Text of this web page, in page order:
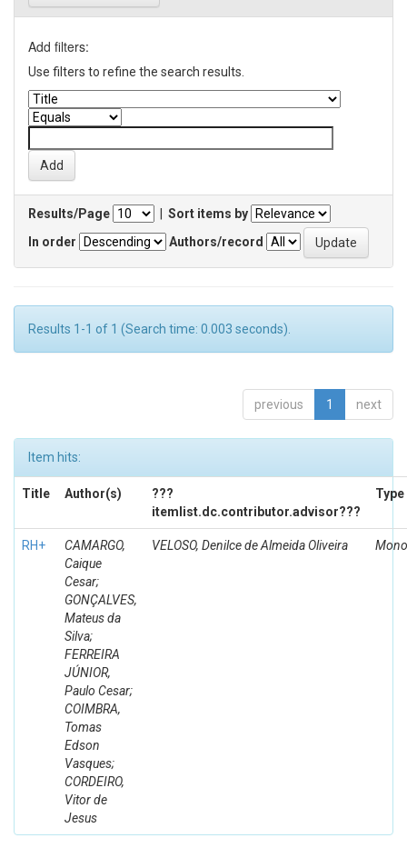
Add filters:
Use filters to refine the search results.
Results/Page
Sort items by
In order
Authors/record
Results 1-1 of 1 (Search time: 0.003 seconds).
previous 1 next
Item hits:
Title Author(s)
???
itemlist.dc.contributor.advisor???
Type
RH+
CAMARGO,
Caique
Cesar;
GONÇALVES,
Mateus da
Silva;
FERREIRA
JÚNIOR,
Paulo Cesar;
COIMBRA,
Tomas
Edson
Vasques;
CORDEIRO,
Vitor de
Jesus
VELOSO, Denilce de Almeida Oliveira